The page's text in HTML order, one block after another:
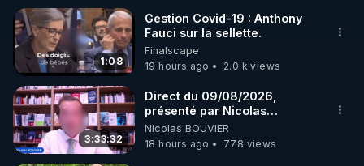
1:08
Gestion Covid-19 : Anthony
Fauci sur la sellette.
Finalscape
19 hours ago
2.0 k views
3:33:32
Direct du 09/08/2026,
présenté par Nicolas
BOUVIER
Nicolas BOUVIER
18 hours ago
778 views